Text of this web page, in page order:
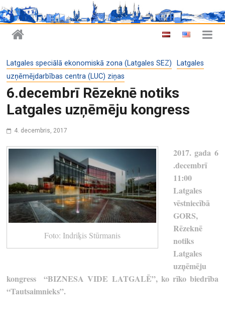
Latgales speciālā ekonomiskā zona (Latgales SEZ)
Latgales
uzņēmējdarbības centra (LUC) ziņas
6.decembrī Rēzeknē notiks
Latgales uzņēmēju kongress
4. decembris, 2017
Foto: Indriķis Stūrmanis
2017. gada 6
.decembrī
11:00
Latgales
vēstniecībā
GORS,
Rēzeknē
notiks
Latgales
uzņēmēju
kongress “BIZNESA VIDE LATGALĒ”, ko rīko biedrība
“Tautsaimnieks”.